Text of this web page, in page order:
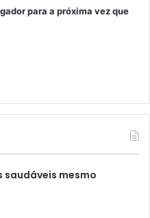
para a próxima vez que
saudáveis mesmo